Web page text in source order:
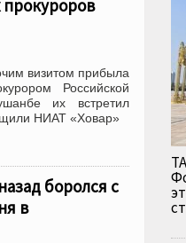
прокуроров
визитом прибыла
Российской
их встретил
НИАТ «Ховар»
боролся с
в